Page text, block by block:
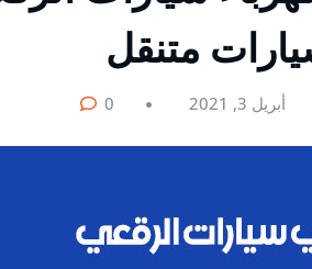
متنقل
أبريل 3, 2021 0